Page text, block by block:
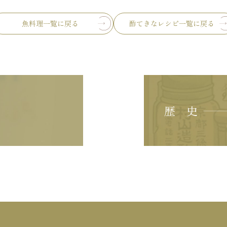
魚料理一覧に戻る 酢てきなレシピ一覧に戻る
歴 史